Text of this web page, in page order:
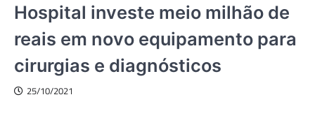
Hospital investe meio milhão de
reais em novo equipamento para
cirurgias e diagnósticos
25/10/2021